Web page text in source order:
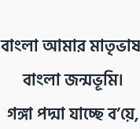
বাংলা আমার
বাংলা জন্মভূমি।
গঙ্গা পদ্মা যাচ্ছে ব’য়ে,